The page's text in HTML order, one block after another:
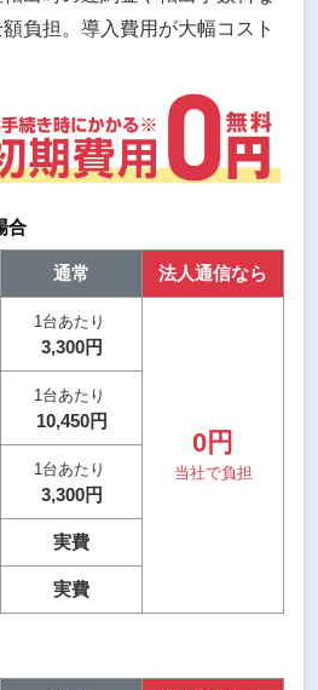
負担。導入費用が大幅コスト
合
通常 法人通信なら
1台あたり
3,300円
0円
当社で負担
1台あたり
10,450円
1台あたり
3,300円
実費
実費